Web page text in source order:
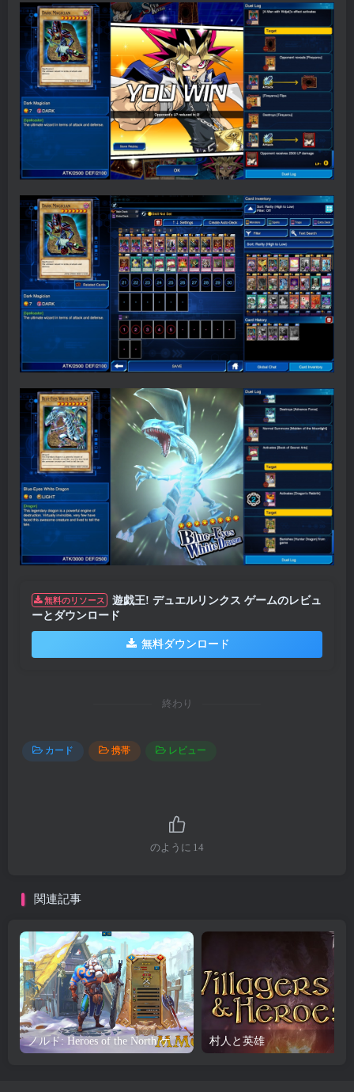
無料のリソース
遊戯王! デュエルリンクス ゲームのレビュ
ーとダウンロード
無料ダウンロード
終わり
カード 携帯 レビュー
のように 14
関連記事
ノルド: Heroes of the North ゲームのレビューとダウンロード 村人と英雄